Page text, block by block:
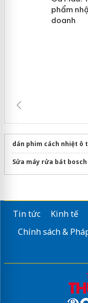
dán phim cách nhiệt ô
Sửa máy rửa bát bosch
Tin tức Kinh tế
Chính sách &